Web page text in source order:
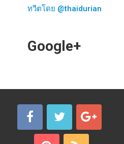
ทวีตโดย @thaidurian
Google+